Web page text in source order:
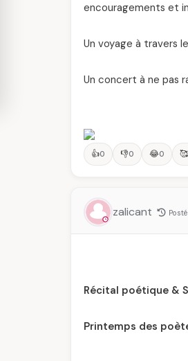
encouragements et
Un voyage à travers
Un concert à ne pas
👍0 👎0 😂0 🥰
zalicant
Récital poétique &
Printemps des